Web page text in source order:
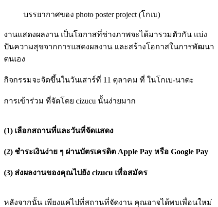
บรรยากาศของ photo poster project (โกเบ)
งานแสดงผลงาน เป็นโอกาสที่ช่างภาพจะได้มารวมตัวกัน แบ่ง
ปันความสุขจากการแสดงผลงาน และสร้างโอกาสในการพัฒนา
ตนเอง
กิจกรรมจะจัดขึ้นในวันเสาร์ที่ 11 ตุลาคม ที่ ในโกเบ-นาดะ
การเข้าร่วม ที่จัดโดย cizucu นั้นง่ายมาก
(1) เลือกสถานที่และวันที่จัดแสดง
(2) ชำระเงินง่าย ๆ ผ่านบัตรเครดิต Apple Pay หรือ Google Pay
(3) ส่งผลงานของคุณไปยัง cizucu เพื่อสมัคร
หลังจากนั้น เพียงแค่ไปที่สถานที่จัดงาน คุณอาจได้พบเพื่อนใหม่